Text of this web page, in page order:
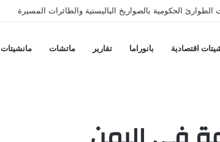
الحكومية بالصواريخ الباليستية والطائرات المسيرة
اقتصادية بانوراما تقارير ماتشات مانشيتات